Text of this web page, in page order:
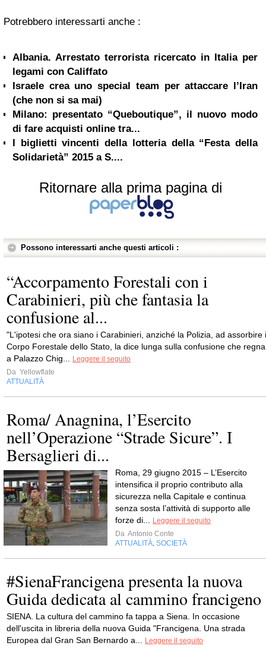
Potrebbero interessarti anche :
Albania. Arrestato terrorista ricercato in Italia per
legami con Califfato
Israele crea uno special team per attaccare l’Iran
(che non si sa mai)
Milano: presentato “Queboutique”, il nuovo modo
di fare acquisti online tra...
I biglietti vincenti della lotteria della “Festa della
Solidarietà” 2015 a S....
Ritornare alla prima pagina di
Possono interessarti anche questi articoli :
“Accorpamento Forestali con i
Carabinieri, più che fantasia la
confusione al...
"L'ipotesi che ora siano i Carabinieri, anziché la Polizia, ad assorbire
Corpo Forestale dello Stato, la dice lunga sulla confusione che regna
a Palazzo Chig...
Leggere il seguito
Da Yellowflate
ATTUALITÀ
Roma/ Anagnina, l’Esercito
nell’Operazione “Strade Sicure”. I
Bersaglieri di...
Roma, 29 giugno 2015 – L’Esercito
intensifica il proprio contributo alla
sicurezza nella Capitale e continua
senza sosta l’attività di supporto alle
forze di...
Leggere il seguito
Da Antonio Conte
ATTUALITÀ SOCIETÀ
#SienaFrancigena presenta la nuova
Guida dedicata al cammino francigeno
SIENA. La cultura del cammino fa tappa a Siena. In occasione
dell'uscita in libreria della nuova Guida "Francigena. Una strada
Europea dal Gran San Bernardo a...
Leggere il seguito